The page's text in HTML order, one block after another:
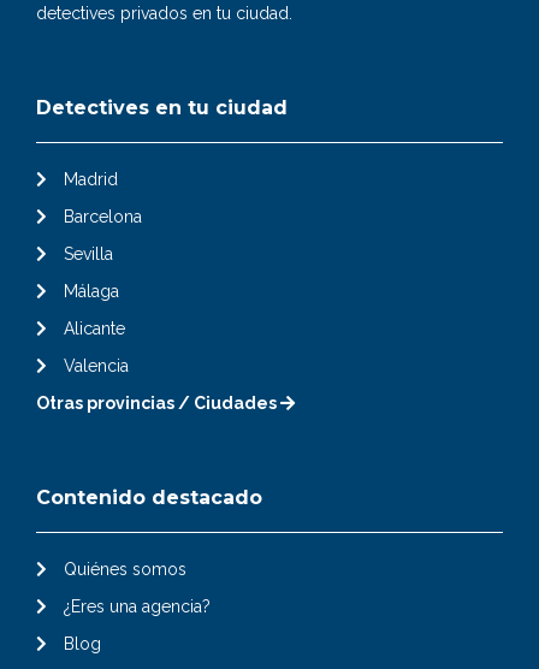
detectives privados en tu ciudad.
Detectives en tu ciudad
Madrid
Barcelona
Sevilla
Málaga
Alicante
Valencia
Otras provincias / Ciudades
Contenido destacado
Quiénes somos
¿Eres una agencia?
Blog